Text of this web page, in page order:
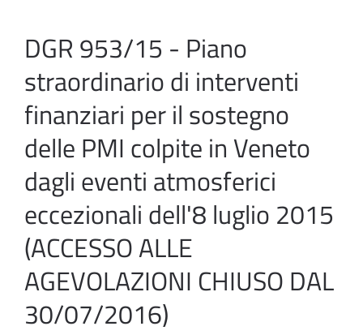
DGR 953/15 - Piano
straordinario di interventi
finanziari per il sostegno
delle PMI colpite in Veneto
dagli eventi atmosferici
eccezionali dell'8 luglio 2015
(ACCESSO ALLE
AGEVOLAZIONI CHIUSO DAL
30/07/2016)